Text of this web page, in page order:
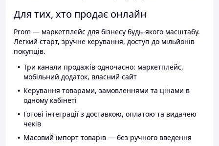
Для тих, хто продає онлайн
Prom — маркетплейс для бізнесу будь-якого масштабу.
Легкий старт, зручне керування, доступ до мільйонів
покупців.
Три канали продажів одночасно: маркетплейс,
мобільний додаток, власний сайт
Керування товарами, замовленнями та цінами в
одному кабінеті
Готові інтеграції з доставкою, оплатою та видачею
чеків
Масовий імпорт товарів — без ручного введення